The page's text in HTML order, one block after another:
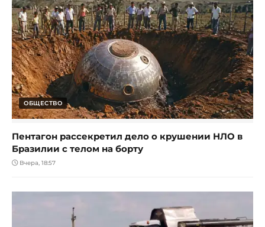
ОБЩЕСТВО
Пентагон рассекретил дело о крушении НЛО в
Бразилии с телом на борту
Вчера, 18:57